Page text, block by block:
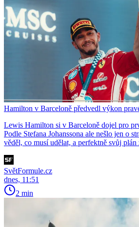
Hamilton v Barceloně předvedl výkon
Lewis Hamilton si v Barceloně dojel pro
Podle Stefana Johanssona ale nešlo jen o
věděl, co musí udělat, a perfektně svůj plán
SvětFormule.cz
dnes, 11:51
2 min